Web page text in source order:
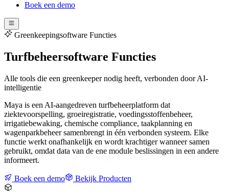
Boek een demo
Greenkeepingsoftware Functies
Turfbeheersoftware Functies
Alle tools die een greenkeeper nodig heeft, verbonden door AI-
intelligentie
Maya is een AI-aangedreven turfbeheerplatform dat
ziektevoorspelling, groeiregistratie, voedingsstoffenbeheer,
irrigatiebewaking, chemische compliance, taakplanning en
wagenparkbeheer samenbrengt in één verbonden systeem. Elke
functie werkt onafhankelijk en wordt krachtiger wanneer samen
gebruikt, omdat data van de ene module beslissingen in een andere
informeert.
Boek een demo Bekijk Producten